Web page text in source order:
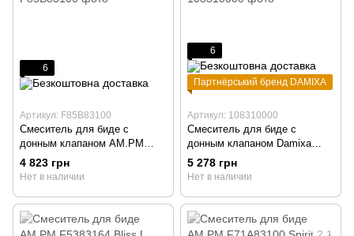
6
Артикул: F85B83100
Смеситель для биде с
донным клапаном AM.PM
F85B83100 X-joy
4 823 грн
Нет в наличии
6
Партнёрський бренд DAMIXA
Артикул: 108310000
Смеситель для биде с
донным клапаном Damixa
108310000 Space
5 278 грн
Нет в наличии